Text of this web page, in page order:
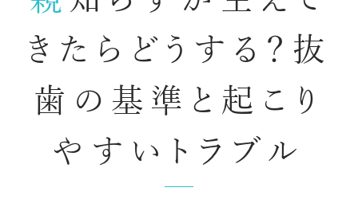
きたらどうする？抜
歯の基準と起こり
やすいトラブル